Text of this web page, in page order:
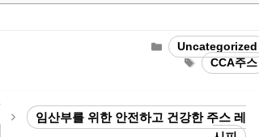
Categories
Uncategorized
Tags
CCA주스
임산부를 위한 안전하고 건강한 주스 레